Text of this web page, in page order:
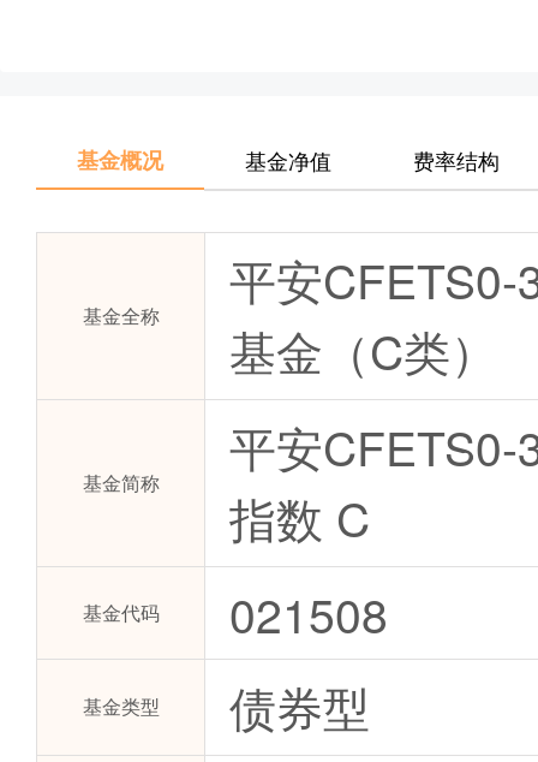
基金概况 基金净值 费率结构
基金全称
平安CFETS0-
基金（C类）
基金简称
平安CFETS0-
指数 C
基金代码 021508
基金类型 债券型